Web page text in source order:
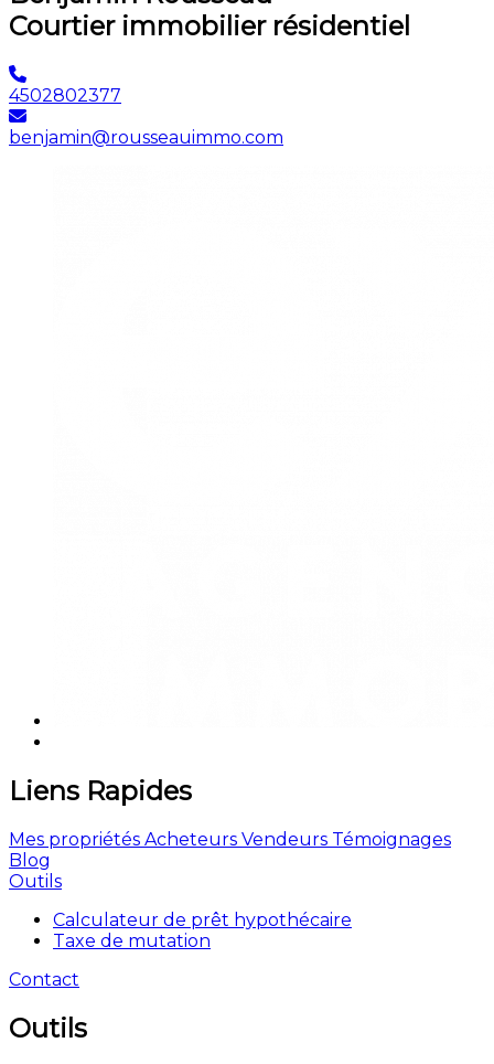
Courtier immobilier résidentiel
4502802377
benjamin@rousseauimmo.com
Liens Rapides
Mes propriétés Acheteurs Vendeurs Témoignages
Blog
Outils
Calculateur de prêt hypothécaire
Taxe de mutation
Contact
Outils